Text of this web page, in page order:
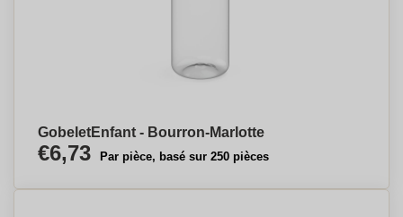
GobeletEnfant - Bourron-Marlotte
€6,73 Par pièce, basé sur 250 pièces